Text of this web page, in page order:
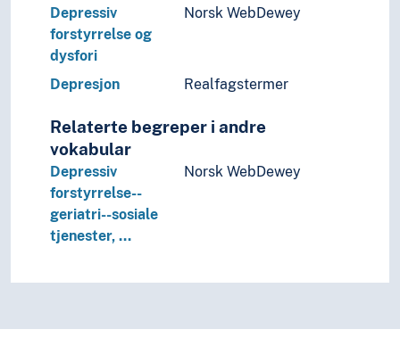
Positiv psykologi
Psykologisk testing
Religionspsykologi
Seksualpsykologi
Sexologi
Sosialpsykologi
Utviklingspsykologi
Religionsvitenskap
Rettsvitenskap
Samfunnsvitenskap
Språk
Depressiv
forstyrrelse og
dysfori
Norsk WebDewey
Depresjon Realfagstermer
Relaterte begreper i andre
vokabular
Depressiv
forstyrrelse--
geriatri--sosiale
tjenester, …
Norsk WebDewey